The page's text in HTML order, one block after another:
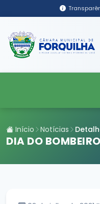
Início Notícias
DIA DO